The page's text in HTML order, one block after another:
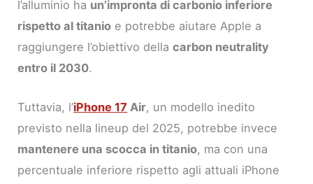
l’alluminio ha un’impronta di carbonio inferiore
rispetto al titanio e potrebbe aiutare Apple a
raggiungere l’obiettivo dellacarbon neutrality
entro il 2030.
Tuttavia, l’iPhone 17 Air, un modello inedito
previsto nella lineup del 2025, potrebbe invece
mantenere una scocca in titanio, ma con una
percentuale inferiore rispetto agli attuali iPhone